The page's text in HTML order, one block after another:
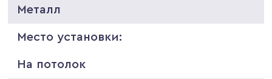
Металл
Место установки:
На потолок